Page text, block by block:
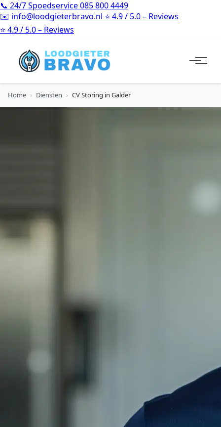
📞 24/7 Spoedservice085 800 4449
✉️ info@loodgieterbravo.nl ⭐ 4.9 / 5.0 – Reviews
⭐ 4.9 / 5.0 – Reviews
Home › Diensten › CV Storing in Galder